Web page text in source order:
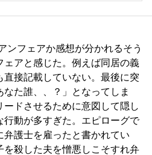
ンフェアか感想が分かれるそう
ェアと感じた。例えば同居の義
直接記載していない。最後に突
た誰、、？」となってしま
ードさせるために意図して隠し
行動が多すぎた。エピローグで
弁護士を雇ったと書かれてい
を殺した夫を憎悪しこそすれ弁